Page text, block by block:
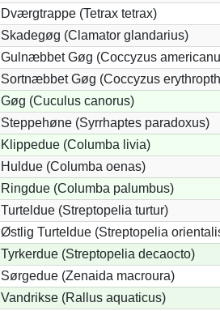
Dværgtrappe (Tetrax tetrax)
Skadegøg (Clamator glandarius)
Gulnæbbet Gøg (Coccyzus
Sortnæbbet Gøg (Coccyzus
Gøg (Cuculus canorus)
Steppehøne (Syrrhaptes paradoxus)
Klippedue (Columba livia)
Huldue (Columba oenas)
Ringdue (Columba palumbus)
Turteldue (Streptopelia turtur)
Østlig Turteldue (Streptopelia
Tyrkerdue (Streptopelia decaocto)
Sørgedue (Zenaida macroura)
Vandrikse (Rallus aquaticus)